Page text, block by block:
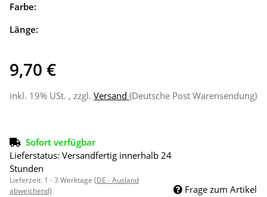
Farbe:
Länge:
9,70 €
inkl. 19% USt. , zzgl. Versand (Deutsche Post Warensendung)
Sofort verfügbar
Lieferstatus: Versandfertig innerhalb 24
Stunden
Lieferzeit: 1 - 3 Werktage (DE - Ausland
abweichend)
Frage zum Artikel